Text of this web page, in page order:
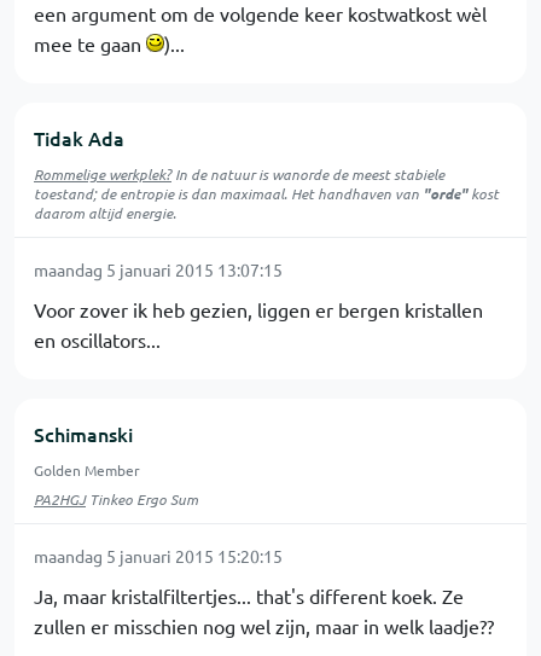
een argument om de volgende keer kostwatkost wèl
mee te gaan
)...
Tidak Ada
Rommelige werkplek?In de natuur iswanordede meest stabiele
toestand; de entropie is dan maximaal. Het handhaven van "orde"kost
daarom altijd energie.
maandag 5 januari 2015 13:07:15
Voor zover ik heb gezien, liggen er bergen kristallen
en oscillators...
Schimanski
Golden Member
PA2HGJTinkeo Ergo Sum
maandag 5 januari 2015 15:20:15
Ja, maar kristalfiltertjes... that's different koek. Ze
zullen er misschien nog wel zijn, maar in welk laadje??